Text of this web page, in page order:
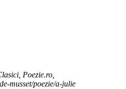
Poezie.ro,
musset/poezie/a-julie